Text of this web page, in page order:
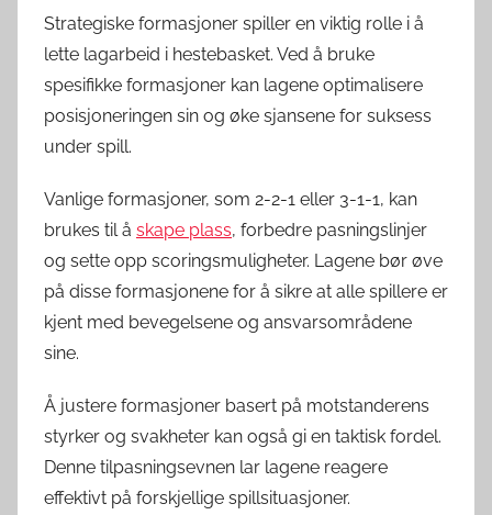
Strategiske formasjoner spiller en viktig rolle i å
lette lagarbeid i hestebasket. Ved å bruke
spesifikke formasjoner kan lagene optimalisere
posisjoneringen sin og øke sjansene for suksess
under spill.
Vanlige formasjoner, som 2-2-1 eller 3-1-1, kan
brukes til å skape plass, forbedre pasningslinjer
og sette opp scoringsmuligheter. Lagene bør øve
på disse formasjonene for å sikre at alle spillere er
kjent med bevegelsene og ansvarsområdene
sine.
Å justere formasjoner basert på motstanderens
styrker og svakheter kan også gi en taktisk fordel.
Denne tilpasningsevnen lar lagene reagere
effektivt på forskjellige spillsituasjoner.